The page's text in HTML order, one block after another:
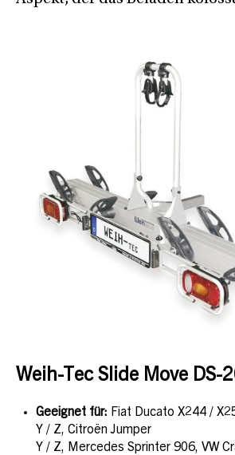
Weih-Tec Slide Move DS-
Geeignet für: Fiat Ducato X244 /
Y / Z, Citroën Jumper
Y / Z, Mercedes Sprinter 906, VW